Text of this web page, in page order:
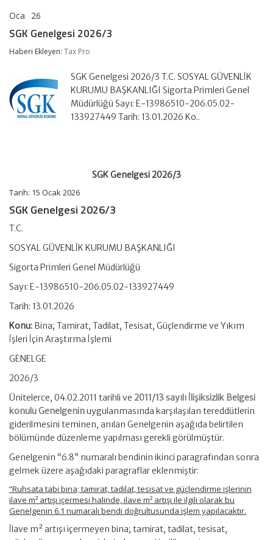
Oca 26
2026/3
için
SGK Genelgesi 2026/3
Haberi Ekleyen: Tax Pro
SGK Genelgesi 2026/3 T.C. SOSYAL GÜVENLİK
KURUMU BAŞKANLIĞI Sigorta Primleri Genel
Müdürlüğü Sayı: E-13986510-206.05.02-
133927449 Tarih: 13.01.2026 Ko..
SGK Genelgesi 2026/3
Tarih: 15 Ocak 2026
SGK Genelgesi 2026/3
T.C.
SOSYAL GÜVENLİK KURUMU BAŞKANLIĞI
Sigorta Primleri Genel Müdürlüğü
Sayı: E-13986510-206.05.02-133927449
Tarih: 13.01.2026
Konu: Bina; Tamirat, Tadilat, Tesisat, Güçlendirme ve Yıkım
İşleri İçin Araştırma İşlemi
GENELGE
2026/3
Ünitelerce, 04.02.2011 tarihli ve 2011/13 sayılı İlişiksizlik Belgesi
konulu Genelgeninuygulanmasında karşılaşılan tereddütlerin
giderilmesini teminen, anılan Genelgenin aşağıda belirtilen
bölümünde düzenleme yapılması gerekli görülmüştür.
Genelgenin “6.8” numaralı bendinin ikinci paragrafından sonra
gelmek üzere aşağıdaki paragraflar eklenmiştir:
“Ruhsata tabi bina; tamirat, tadilat, tesisat ve güçlendirme işlerinin
ilave m² artışı içermesi halinde, ilave m² artışı ile ilgili olarak bu
Genelgenin 6.1 numaralı bendi doğrultusunda işlem yapılacaktır.
İlave m² artışı içermeyen bina; tamirat, tadilat, tesisat,